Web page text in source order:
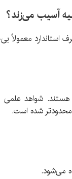
آسیب می‌زند؟
استاندارد معمولاً
هستند. شواهد علمی
شده است.
می‌شود.